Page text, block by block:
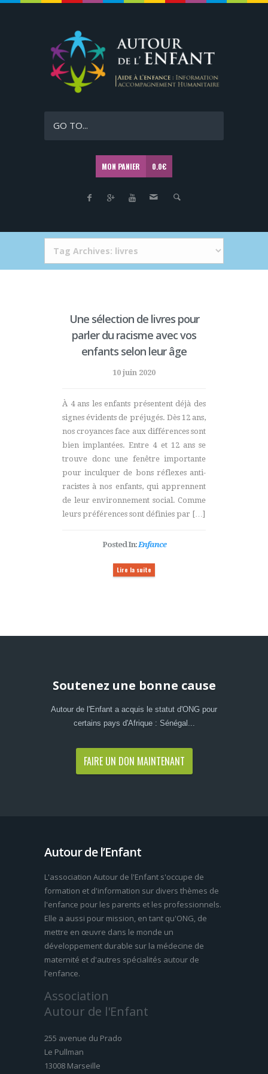
GO TO...
MON PANIER 0.0€
Une sélection de livres pour
parler du racisme avec vos
enfants selon leur âge
10 juin 2020
À 4 ans les enfants présentent déjà des
signes évidents de préjugés. Dès 12 ans,
nos croyances face aux différences sont
bien implantées. Entre 4 et 12 ans se
trouve donc une fenêtre importante
pour inculquer de bons réflexes anti-
racistes à nos enfants, qui apprennent
de leur environnement social. Comme
leurs préférences sont définies par […]
Posted In:Enfance
Lire la suite
Soutenez une bonne cause
Autour de l'Enfant a acquis le statut d'ONG pour
certains pays d'Afrique : Sénégal...
FAIRE UN DON MAINTENANT
Autour de l’Enfant
L'association Autour de l'Enfant s'occupe de
formation et d'information sur divers thèmes de
l'enfance pour les parents et les professionnels.
Elle a aussi pour mission, en tant qu'ONG, de
mettre en œuvre dans le monde un
développement durable sur la médecine de
maternité et d'autres spécialités autour de
l'enfance.
Association
Autour de l'Enfant
255 avenue du Prado
Le Pullman
13008 Marseille